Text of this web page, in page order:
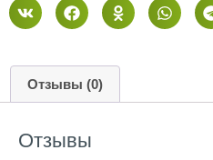
Отзывы (0)
Отзывы